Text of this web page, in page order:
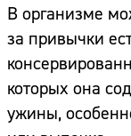
В организме
за привычки
которых она
ужины,